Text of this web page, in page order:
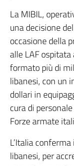
La MIBIL,
una decisione
occasione della
alle LAF
formato più di
libanesi, con un
dollari in
cura di
Forze armate
L’Italia
libanesi, per